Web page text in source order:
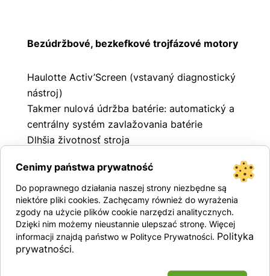
Bezúdržbové, bezkefkové trojfázové motory
Haulotte Activ’Screen (vstavaný diagnostický
nástroj)
Takmer nulová údržba batérie: automatický a
centrálny systém zavlažovania batérie
Dlhšia životnosť stroja
Bočné kryty odolné proti rozbitiu vyrobené z
kompozitného materiálu
Trvanlivosť čapov, puzdier, nelakovaných
dielov a upevňovacích prvkov je trojnásobná.
Jednoduchá preprava
Otvory v podvozku pre vysokozdvižný vozík
Cenimy państwa prywatność
Do poprawnego działania naszej strony niezbędne są
niektóre pliki cookies. Zachęcamy również do wyrażenia
zgody na użycie plików cookie narzędzi analitycznych.
Dzięki nim możemy nieustannie ulepszać stronę. Więcej
informacji znajdą państwo w Polityce Prywatności. Polityka
prywatności.